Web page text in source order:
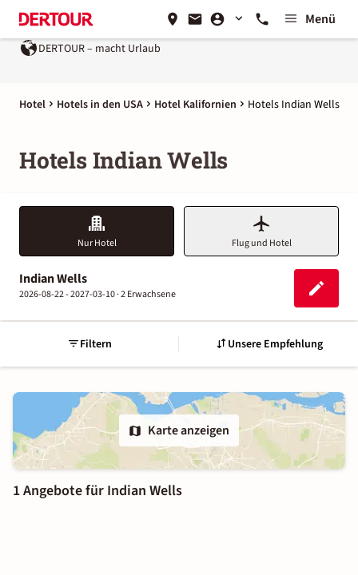
Menü
DERTOUR – macht Urlaub
Hotel Hotels in den USA Hotel Kalifornien Hotels Indian Wells
Hotels Indian Wells
Nur Hotel Flug und Hotel
Indian Wells
2026-08-22 - 2027-03-10 ·2 Erwachsene
Filtern Unsere Empfehlung
Karte anzeigen
1 Angebote für Indian Wells